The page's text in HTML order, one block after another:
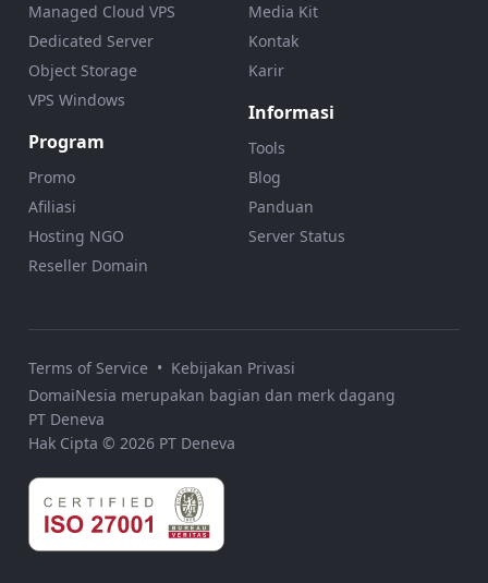
Managed Cloud VPS
Dedicated Server
Object Storage
VPS Windows
Program
Promo
Afiliasi
Hosting NGO
Reseller Domain
Media Kit
Kontak
Karir
Informasi
Tools
Blog
Panduan
Server Status
Terms of Service • Kebijakan Privasi
DomaiNesia merupakan bagian dan merk dagang
PT Deneva
Hak Cipta © 2026 PT Deneva